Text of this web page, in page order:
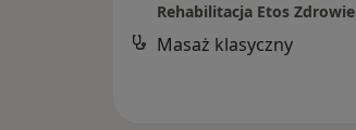
Rehabilitacja Etos Zdrowie
Masaż klasyczny